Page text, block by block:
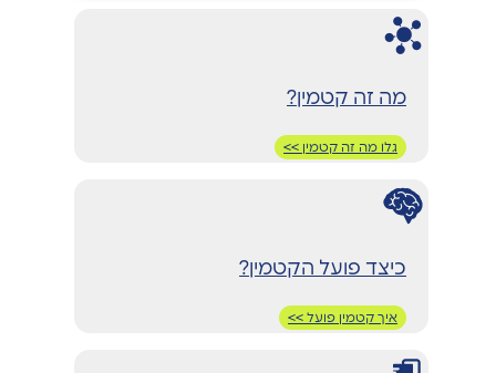
מה זה קטמין?
גלו מה זה קטמין >>
כיצד פועל הקטמין?
איך קטמין פועל >>